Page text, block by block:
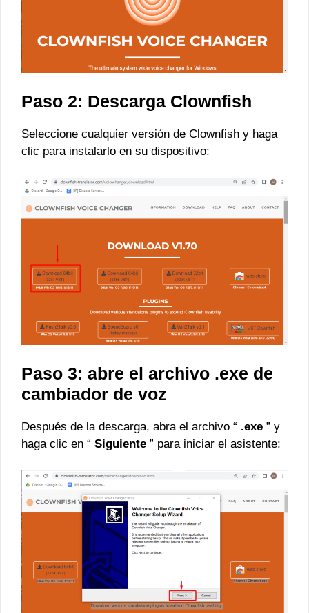
Paso 2: Descarga Clownfish
Seleccione cualquier versión de Clownfish y haga
clic para instalarlo en su dispositivo:
Paso 3: abre el archivo .exe de
cambiador de voz
Después de la descarga, abra el archivo “ .exe ” y
haga clic en “ Siguiente ” para iniciar el asistente: